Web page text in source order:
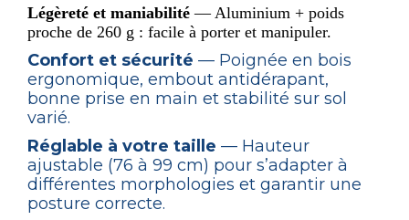
Légèreté et maniabilité — Aluminium + poids
proche de 260 g : facile à porter et manipuler.
Confort et sécurité — Poignée en bois
ergonomique, embout antidérapant,
bonne prise en main et stabilité sur sol
varié.
Réglable à votre taille — Hauteur
ajustable (76 à 99 cm) pour s’adapter à
différentes morphologies et garantir une
posture correcte.